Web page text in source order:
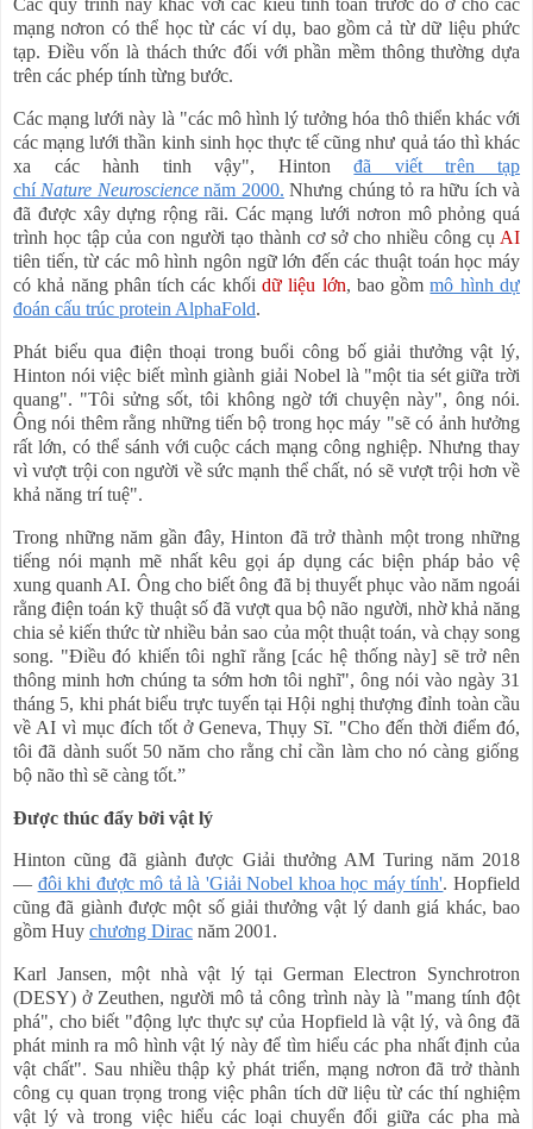
Các quy trình này khác với các kiểu tính toán trước đó ở chỗ các
mạngnơron có thể học từ các ví dụ, bao gồm cả từ dữ liệu phức
tạp. Điềuvốnlà thách thức đối với phần mềm thông thường dựa
trên các phép tính từng bước.
Các mạng lưới này là "các mô hình lý tưởng hóa thô thiển khácvới
các mạng lướithần kinh sinh học thực tếcũng như quả táo thìkhác
xa các hành tinh vậy", Hintonđã viết trên tạp
chí Nature Neurosciencenăm 2000. Nhưng chúng tỏ ra hữu ích và
đã được xây dựng rộng rãi. Các mạng lưới nơron mô phỏng quá
trình học tập của con người tạo thành cơ sở cho nhiều công cụ AI
tiên tiến, từ các mô hình ngôn ngữ lớn đến các thuật toán học máy
có khả năng phân tích các khối dữ liệu lớn, bao gồmmô hình dự
đoán cấu trúc protein AlphaFold.
Phát biểu qua điện thoại trong buổi công bố giải thưởng vật lý,
Hinton nói việc biết mình giành giải Nobel là "một tia sét giữa trời
quang". "Tôi sửng sốt, tôi khôngngờ tới chuyện này", ông nói.
Ông nói thêm rằng những tiến bộ trong học máy "sẽ có ảnh hưởng
rất lớn, có thể sánh với cuộc cách mạng công nghiệp. Nhưng thay
vì vượt trội con người về sức mạnh thể chất, nó sẽ vượt trội hơn về
khả năng trí tuệ".
Trong những năm gần đây, Hinton đã trở thành một trong những
tiếng nóimạnh mẽ nhất kêu gọi áp dụng các biện pháp bảo vệ
xung quanh AI. Ông cho biết ông đã bị thuyết phục vào năm ngoái
rằng điện toán kỹ thuật số đã vượt quabộ não người, nhờ khả năng
chia sẻ kiến thức từ nhiều bản sao của một thuật toán, và chạy song
song. "Điều đó khiến tôi nghĩ rằng [các hệ thống này] sẽ trở nên
thông minh hơn chúng ta sớm hơn tôi nghĩ", ông nói vào ngày 31
tháng 5, khi phát biểu trực tuyến tại Hội nghị thượng đỉnh toàn cầu
về AI vì mục đích tốt ở Geneva, Thụy Sĩ. "Cho đến thời điểm đó,
tôi đã dành suốt 50 năm cho rằng chỉ cần làm cho nó càng giống
bộ não thì sẽ càng tốt.”
Được thúc đẩy bởi vật lý
Hinton cũng đã giành được Giải thưởng AM Turing năm 2018
— đôi khi được mô tả là 'Giải Nobel khoa học máy tính'. Hopfield
cũng đã giành được một số giải thưởng vật lý danh giá khác, bao
gồm Huy chương Dirac năm 2001.
Karl Jansen, một nhà vật lý tại German Electron Synchrotron
(DESY) ở Zeuthen, người mô tả công trình này là "mang tính đột
phá", cho biết "động lực thực sự của Hopfield là vật lý, và ông đã
phát minh ra mô hình vật lý này để tìm hiểu các pha nhất định của
vật chất". Sau nhiều thập kỷ phát triển, mạng nơron đã trở thành
công cụ quan trọng trong việc phân tích dữ liệu từ các thí nghiệm
vật lý và trong việc hiểu các loại chuyển đổi giữa các pha mà